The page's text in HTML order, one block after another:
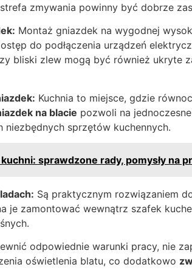
zmywania powinny być dobrze
Montaż gniazdek na wygodnej
do podłączenia urządzeń
bliski zlew mogą być również ukryte
Kuchnia to miejsce, gdzie
na blacie pozwoli na
niezbędnych sprzętów kuchennych.
sprawdzone rady, pomysły na
Są praktycznym rozwiązaniem
je zamontować wewnątrz szafek
odpowiednie warunki pracy, nie
oświetlenia blatu, co dodatkowo